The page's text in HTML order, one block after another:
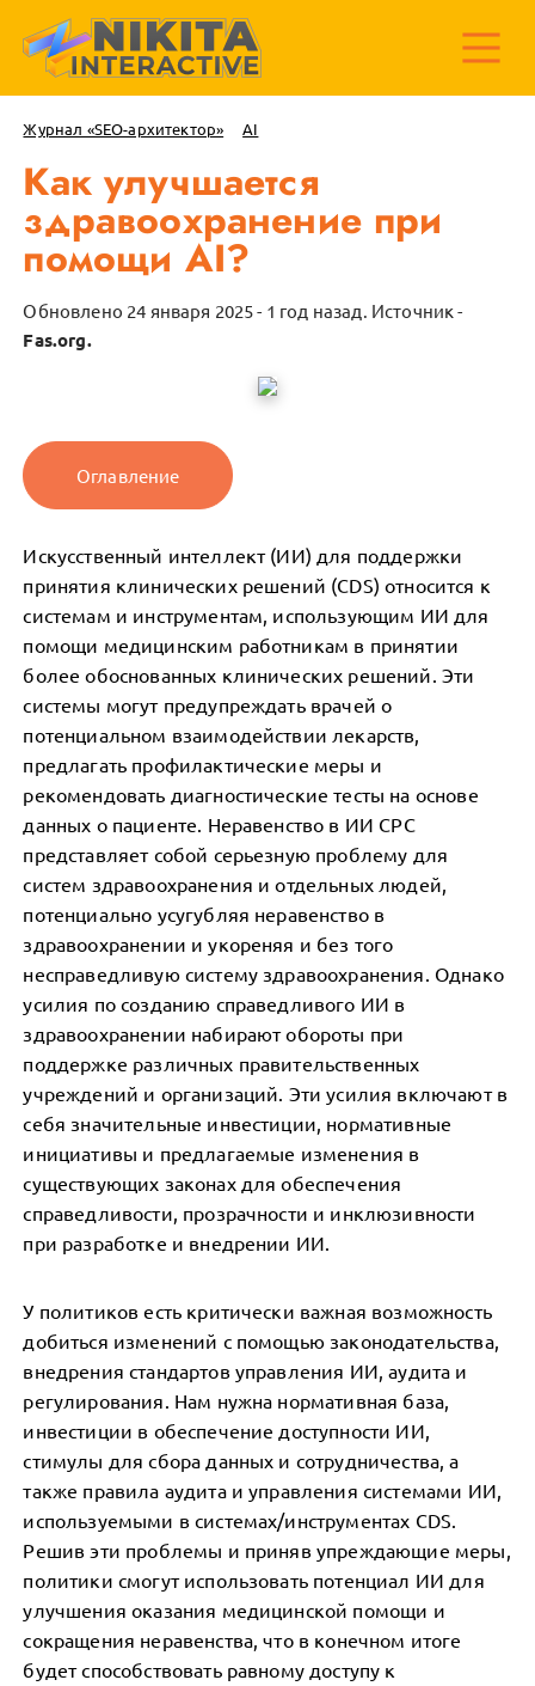
Журнал «SEO-архитектор» AI
Как улучшается
здравоохранение при
помощи AI?
Обновлено 24 января 2025 - 1 год назад. Источник -
Fas.org.
Оглавление
Искусственный интеллект (ИИ) для поддержки
принятия клинических решений (CDS) относится к
системам и инструментам, использующим ИИ для
помощи медицинским работникам в принятии
более обоснованных клинических решений. Эти
системы могут предупреждать врачей о
потенциальном взаимодействии лекарств,
предлагать профилактические меры и
рекомендовать диагностические тесты на основе
данных о пациенте. Неравенство в ИИ СРС
представляет собой серьезную проблему для
систем здравоохранения и отдельных людей,
потенциально усугубляя неравенство в
здравоохранении и укореняя и без того
несправедливую систему здравоохранения. Однако
усилия по созданию справедливого ИИ в
здравоохранении набирают обороты при
поддержке различных правительственных
учреждений и организаций. Эти усилия включают в
себя значительные инвестиции, нормативные
инициативы и предлагаемые изменения в
существующих законах для обеспечения
справедливости, прозрачности и инклюзивности
при разработке и внедрении ИИ.
У политиков есть критически важная возможность
добиться изменений с помощью законодательства,
внедрения стандартов управления ИИ, аудита и
регулирования. Нам нужна нормативная база,
инвестиции в обеспечение доступности ИИ,
стимулы для сбора данных и сотрудничества, а
также правила аудита и управления системами ИИ,
используемыми в системах/инструментах CDS.
Решив эти проблемы и приняв упреждающие меры,
политики смогут использовать потенциал ИИ для
улучшения оказания медицинской помощи и
сокращения неравенства, что в конечном итоге
будет способствовать равному доступу к